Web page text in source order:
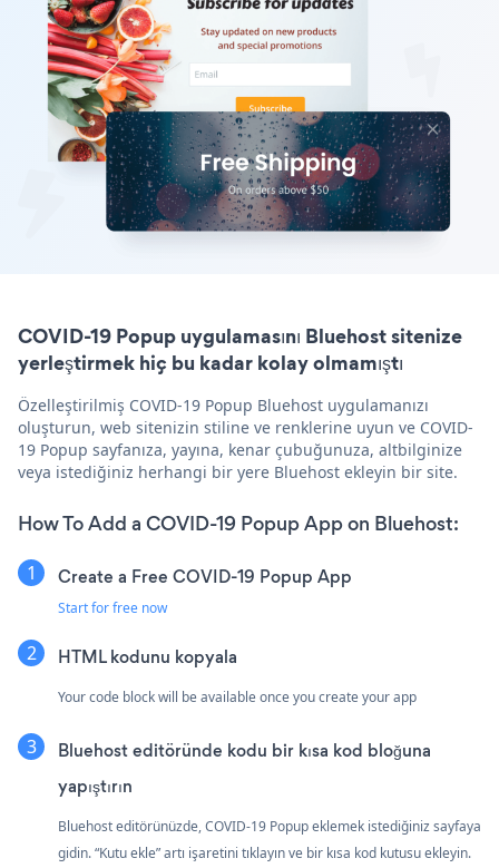
COVID-19 Popup uygulamasını Bluehost sitenize
yerleştirmek hiç bu kadar kolay olmamıştı
Özelleştirilmiş COVID-19 Popup Bluehost uygulamanızı
oluşturun, web sitenizin stiline ve renklerine uyun ve COVID-
19 Popup sayfanıza, yayına, kenar çubuğunuza, altbilginize
veya istediğiniz herhangi bir yere Bluehost ekleyin bir site.
How To Add a COVID-19 Popup App on Bluehost:
Create a Free COVID-19 Popup App
Start for free now
HTML kodunu kopyala
Your code block will be available once you create your app
Bluehost editöründe kodu bir kısa kod bloğuna
yapıştırın
Bluehost editörünüzde, COVID-19 Popup eklemek istediğiniz sayfaya
gidin. “Kutu ekle” artı işaretini tıklayın ve bir kısa kod kutusu ekleyin.